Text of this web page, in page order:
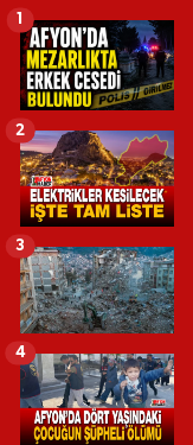
1
2
3
4